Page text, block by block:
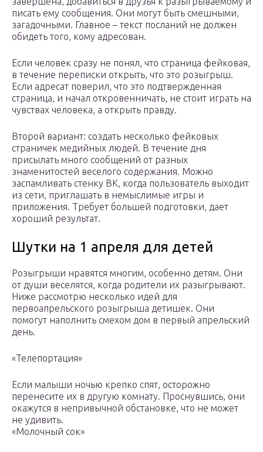
писать ему сообщения. Они могут быть смешными,
загадочными. Главное – текст посланий не должен
обидеть того, кому адресован.
Если человек сразу не понял, что страница фейковая,
в течение переписки открыть, что это розыгрыш.
Если адресат поверил, что это подтвержденная
страница, и начал откровенничать, не стоит играть на
чувствах человека, а открыть правду.
Второй вариант: создать несколько фейковых
страничек медийных людей. В течение дня
присылать много сообщений от разных
знаменитостей веселого содержания. Можно
заспамливать стенку ВК, когда пользователь выходит
из сети, приглашать в немыслимые игры и
приложения. Требует большей подготовки, дает
хороший результат.
Шутки на 1 апреля для детей
Розыгрыши нравятся многим, особенно детям. Они
от души веселятся, когда родители их разыгрывают.
Ниже рассмотрю несколько идей для
первоапрельского розыгрыша детишек. Они
помогут наполнить смехом дом в первый апрельский
день.
«Телепортация»
Если малыши ночью крепко спят, осторожно
перенесите их в другую комнату. Проснувшись, они
окажутся в непривычной обстановке, что не может
не удивить.
«Молочный сок»